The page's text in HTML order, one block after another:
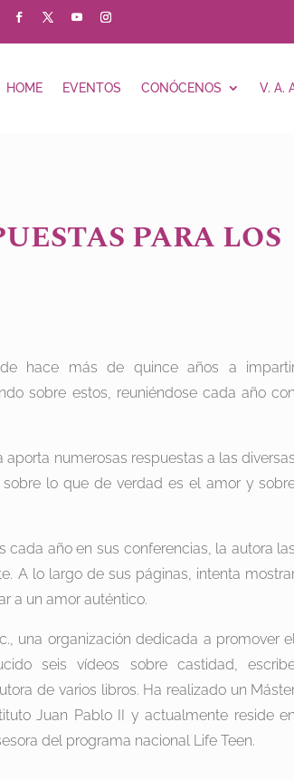
HOME EVENTOS CONÓCENOS V. A.
PARA LOS
hace más de quince años a
sobre estos, reuniéndose cada año con
numerosas respuestas a las diversas
lo que de verdad es el amor y
año en sus conferencias, la autora las
A lo largo de sus páginas, intenta
a un amor auténtico.
una organización dedicada a promover
seis vídeos sobre castidad,
de varios libros. Ha realizado un
Juan Pablo II y actualmente reside en
del programa nacional Life Teen.